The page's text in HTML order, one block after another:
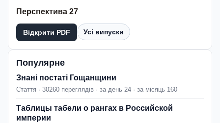
Перспектива 27
Відкрити PDF Усі випуски
Популярне
Знані постаті Гощанщини
Стаття · 30260 переглядів · за день 24 · за місяць 160
Таблицы табели о рангах в Российской
империи